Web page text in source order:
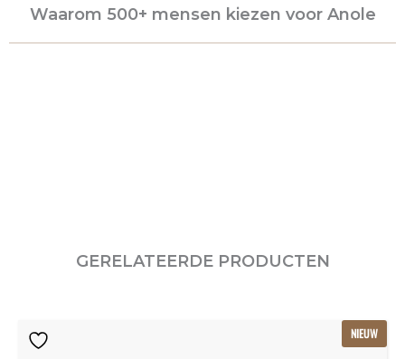
Waarom 500+ mensen kiezen voor Anole
GERELATEERDE PRODUCTEN
NIEUW